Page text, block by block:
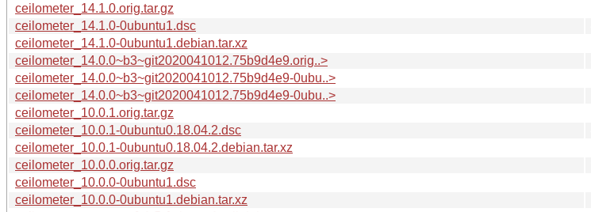
ceilometer_14.1.0.orig.tar.gz
ceilometer_14.1.0-0ubuntu1.dsc
ceilometer_14.1.0-0ubuntu1.debian.tar.xz
ceilometer_14.0.0~b3~git2020041012.75b9d4e9.orig..>
ceilometer_14.0.0~b3~git2020041012.75b9d4e9-0ubu..>
ceilometer_14.0.0~b3~git2020041012.75b9d4e9-0ubu..>
ceilometer_10.0.1.orig.tar.gz
ceilometer_10.0.1-0ubuntu0.18.04.2.dsc
ceilometer_10.0.1-0ubuntu0.18.04.2.debian.tar.xz
ceilometer_10.0.0.orig.tar.gz
ceilometer_10.0.0-0ubuntu1.dsc
ceilometer_10.0.0-0ubuntu1.debian.tar.xz